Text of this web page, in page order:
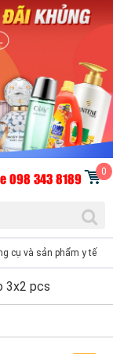
098 343 8189 0
cụ và sản phẩm y tế
3x2 pcs